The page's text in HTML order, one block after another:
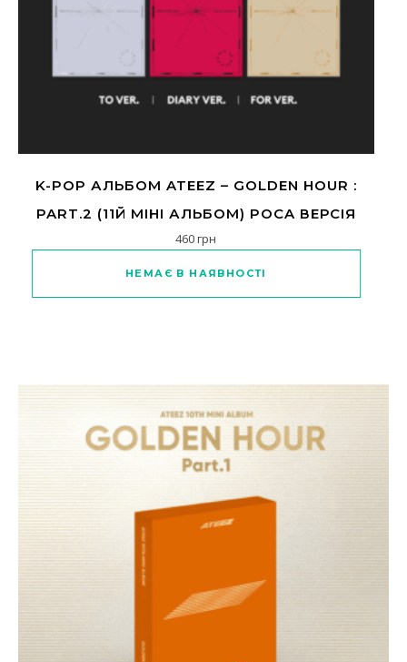
K-POP АЛЬБОМ ATEEZ – GOLDEN HOUR :
PART.2 (11Й МІНІ АЛЬБОМ) POCA ВЕРСІЯ
460грн
НЕМАЄ В НАЯВНОСТІ